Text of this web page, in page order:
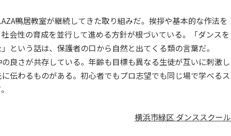
鴨居教室が継続してきた取り組みだ。挨拶や基本的な作法を
会性の育成を並行して進める方針が根づいている。「ダンスを
という話は、保護者の口から自然と出てくる類の言葉だ。
良さが共存している。年齢も目標も異なる生徒が互いに刺激し
伝わるものがある。初心者でもプロ志望でも同じ場で学べるス
横浜市緑区 ダンススクール